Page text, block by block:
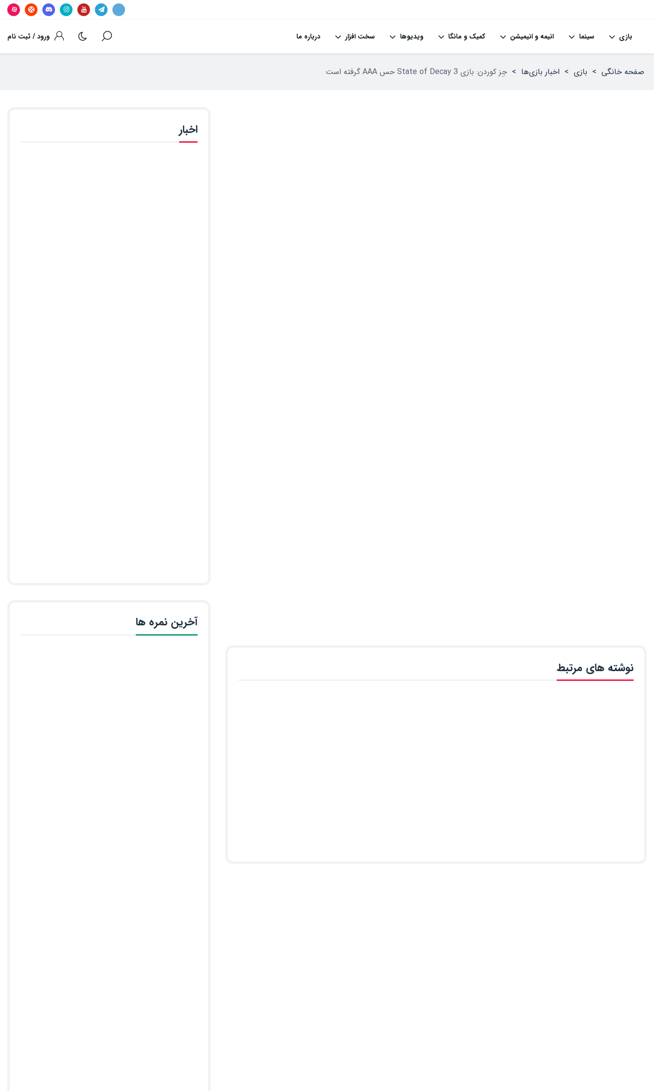
ورود / ثبت نام بازی سینما انیمه و انیمیشن کمیک و مانگا ویدیوها سخت افزار درباره ما
صفحه خانگی > بازی > اخبار بازی‌ها > جِز کوردن: بازی State of Decay 3 حس AAA گرفته است
نوشته های مرتبط
اخبار
آخرین نمره ها